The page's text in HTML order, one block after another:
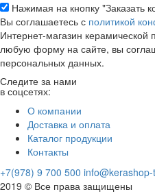
Нажимая на кнопку "Заказать
Вы соглашаетесь с политикой
Интернет-магазин керамической
любую форму на сайте, вы
персональных данных.
Следите за нами
в соцсетях:
О компании
Доставка и оплата
Каталог продукции
Контакты
+7(978) 9 700 500
2019 © Все права защищены